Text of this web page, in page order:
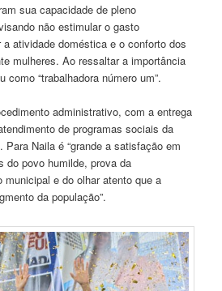
sua capacidade de pleno
não estimular o gasto
atividade doméstica e o conforto dos
mulheres. Ao ressaltar a importância
“trabalhadora número um”.
administrativo, com a entrega
de programas sociais da
Naila é “grande a satisfação em
do povo humilde, prova da
municipal e do olhar atento que a
da população”.